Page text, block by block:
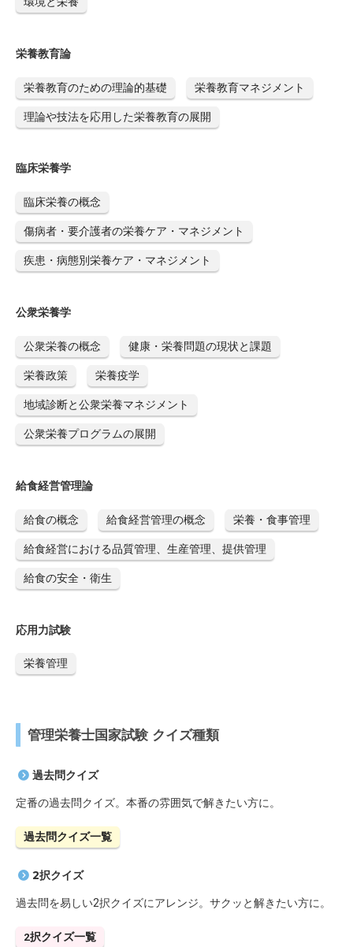
栄養教育論
栄養教育のための理論的基礎 栄養教育マネジメント
理論や技法を応用した栄養教育の展開
臨床栄養学
臨床栄養の概念
傷病者・要介護者の栄養ケア・マネジメント
疾患・病態別栄養ケア・マネジメント
公衆栄養学
公衆栄養の概念 健康・栄養問題の現状と課題
栄養政策 栄養疫学
地域診断と公衆栄養マネジメント
公衆栄養プログラムの展開
給食経営管理論
給食の概念 給食経営管理の概念 栄養・食事管理
給食経営における品質管理、生産管理、提供管理
給食の安全・衛生
応用力試験
栄養管理
管理栄養士国家試験 クイズ種類
過去問クイズ
定番の過去問クイズ。本番の雰囲気で解きたい方に。
過去問クイズ一覧
2択クイズ
過去問を易しい2択クイズにアレンジ。サクッと解きたい方に。
2択クイズ一覧